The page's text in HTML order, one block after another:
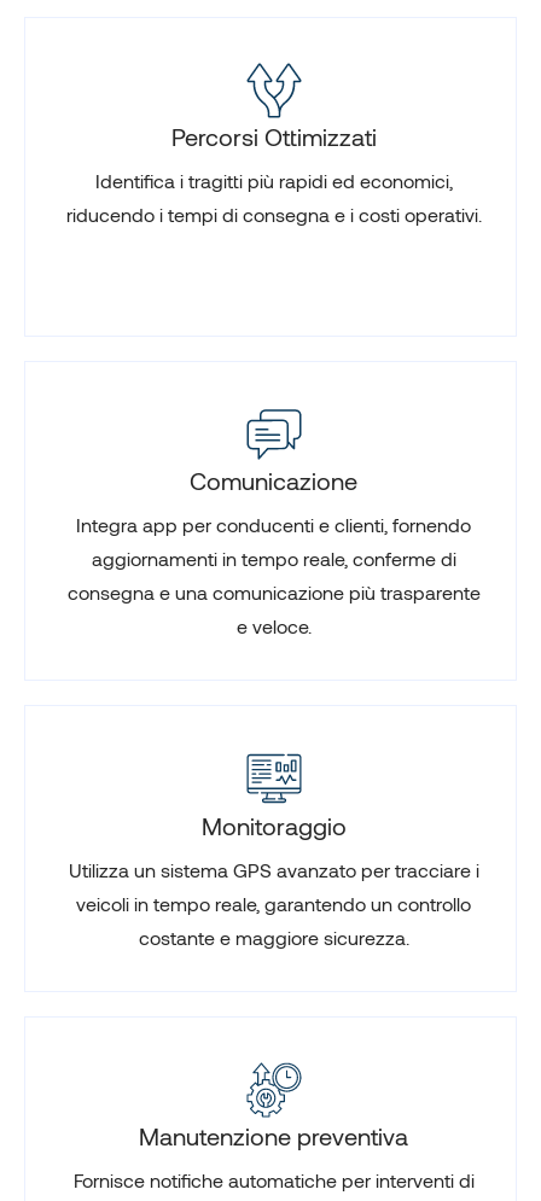
Percorsi Ottimizzati
Identifica i tragitti più rapidi ed economici,
riducendo i tempi di consegna e i costi operativi.
Comunicazione
Integra app per conducenti e clienti, fornendo
aggiornamenti in tempo reale, conferme di
consegna e una comunicazione più trasparente
e veloce.
Monitoraggio
Utilizza un sistema GPS avanzato per tracciare i
veicoli in tempo reale, garantendo un controllo
costante e maggiore sicurezza.
Manutenzione preventiva
Fornisce notifiche automatiche per interventi di